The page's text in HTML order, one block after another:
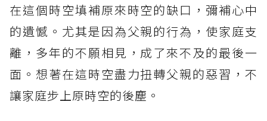
在這個時空填補原來時空的缺口，彌補心中
的遺憾。尤其是因為父親的行為，使家庭支
離，多年的不願相見，成了來不及的最後一
面。想著在這時空盡力扭轉父親的惡習，不
讓家庭步上原時空的後塵。